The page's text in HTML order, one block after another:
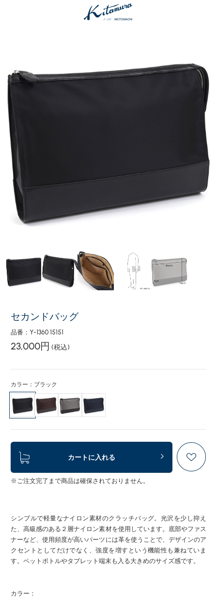
セカンドバッグ
品番：Y-1360 15151
23,000円 (税込)
カラー：ブラック
カートに入れる
※ご注文完了まで商品は確保されておりません。
シンプルで軽量なナイロン素材のクラッチバッグ。光沢を少し抑え
た、高級感のある２層ナイロン素材を使用しています。底部やファス
ナーなど、使用頻度が高いパーツには革を使うことで、デザインのア
クセントとしてだけでなく、強度を増すという機能性も兼ねていま
す。ペットボトルやタブレット端末も入る大きめのサイズ感です。
カラー：